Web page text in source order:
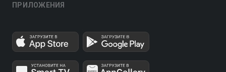
ПРИЛОЖЕНИЯ